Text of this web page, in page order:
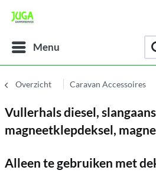
Menu
Overzicht Caravan Accessoires
Vullerhals diesel,
magneetklepdeksel,
Alleen te gebruiken met